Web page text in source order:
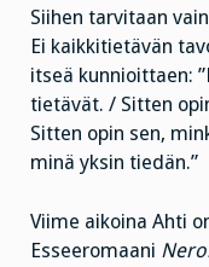
Siihen tarvitaan
Ei kaikkitietävän
itseä kunnioittaen:
tietävät. / Sitten
Sitten opin sen,
minä yksin tiedän.”
Viime aikoina Ahti
Esseeromaani